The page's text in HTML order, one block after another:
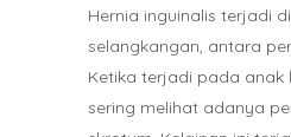
Hernia inguinalis terjadi
selangkangan, antara
Ketika terjadi pada anak
sering melihat adanya